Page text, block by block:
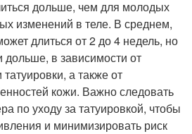
дольше, чем для молодых
изменений в теле. В среднем,
длиться от 2 до 4 недель, но
в зависимости от
а также от
кожи. Важно следовать
по уходу за татуировкой, чтобы
и минимизировать риск